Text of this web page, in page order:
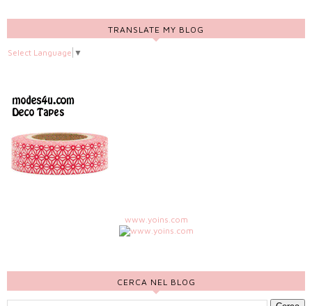
TRANSLATE MY BLOG
Select Language ▼
www.yoins.com
CERCA NEL BLOG